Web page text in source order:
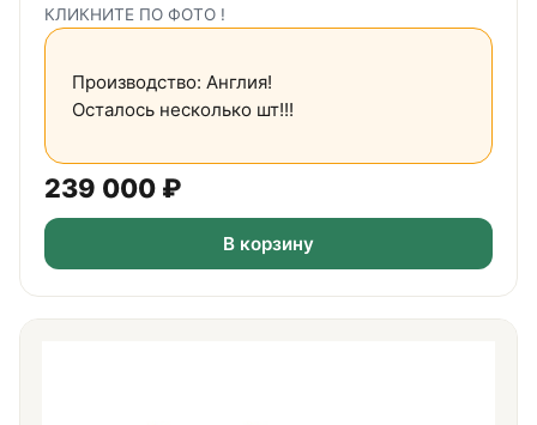
КЛИКНИТЕ ПО ФОТО !
Производство: Англия!
Осталось несколько шт!!!
239 000 ₽
В корзину